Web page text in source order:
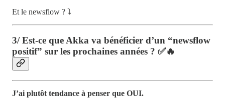
Et le newsflow ? ⤵️
3/ Est-ce que Akka va bénéficier d’un “newsflow
positif” sur les prochaines années ? ✅🔥
J’ai plutôt tendance à penser que OUI.